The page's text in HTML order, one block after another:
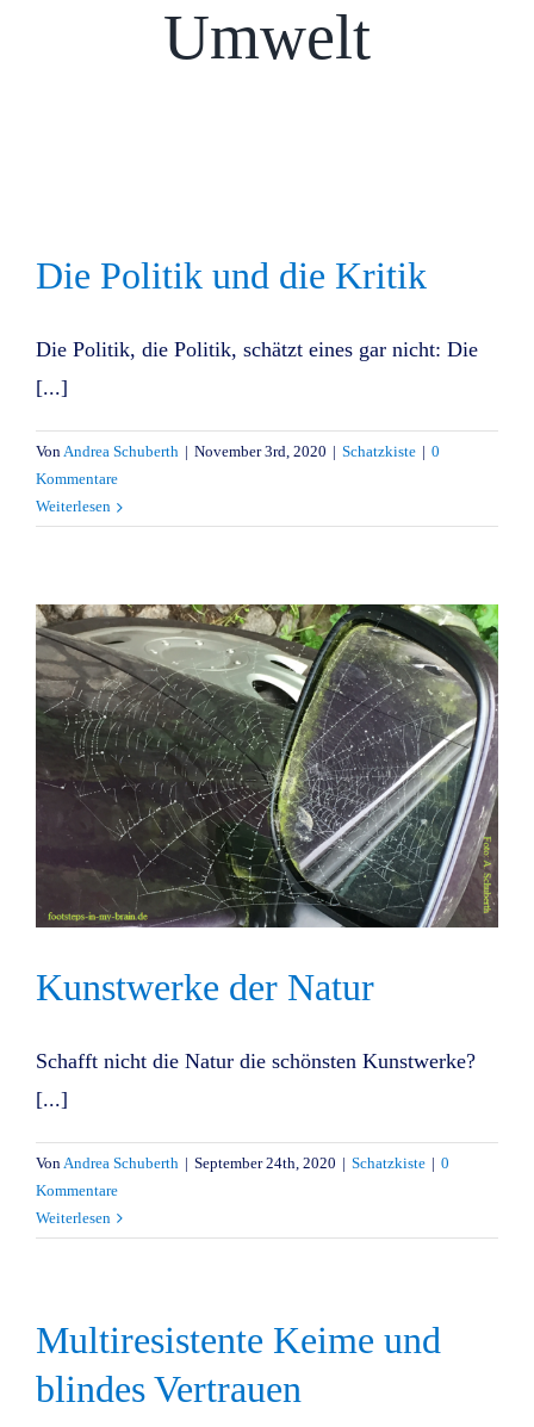
Umwelt
Die Politik und die Kritik
Die Politik, die Politik, schätzt eines gar nicht: Die
[...]
VonAndrea Schuberth | November 3rd, 2020 | Schatzkiste | 0
Kommentare
Weiterlesen
Kunstwerke der Natur
Schafft nicht die Natur die schönsten Kunstwerke?
[...]
Von Andrea Schuberth | September 24th, 2020 | Schatzkiste | 0
Kommentare
Weiterlesen
Multiresistente Keime und
blindes Vertrauen